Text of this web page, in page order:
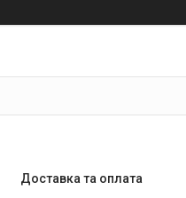
Доставка та оплата